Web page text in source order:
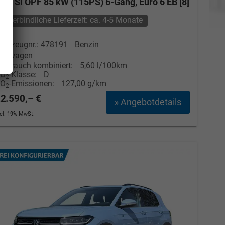
unverbindliche Lieferzeit: ca. 4-5 Monate
Fahrzeugnr.: 478191
Benzin
Neuwagen
Verbrauch kombiniert:
5,60 l/100km
2-Klasse:
D
2-Emissionen: 127,00 g/km
» Angebotdetails
€
19% MwSt.